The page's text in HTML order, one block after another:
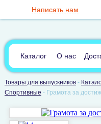
8(812)385-66-65
8(905) 700-70-04
По России звонок
бесплатный
(круглосуточно)
Написать нам
В сравнении:0
Каталог О нас
Товары для выпускников-
Спортивные - Грамота за